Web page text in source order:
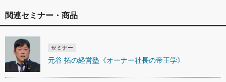
関連セミナー・商品
セミナー
元谷 拓の経営塾《オーナー社長の帝王学》